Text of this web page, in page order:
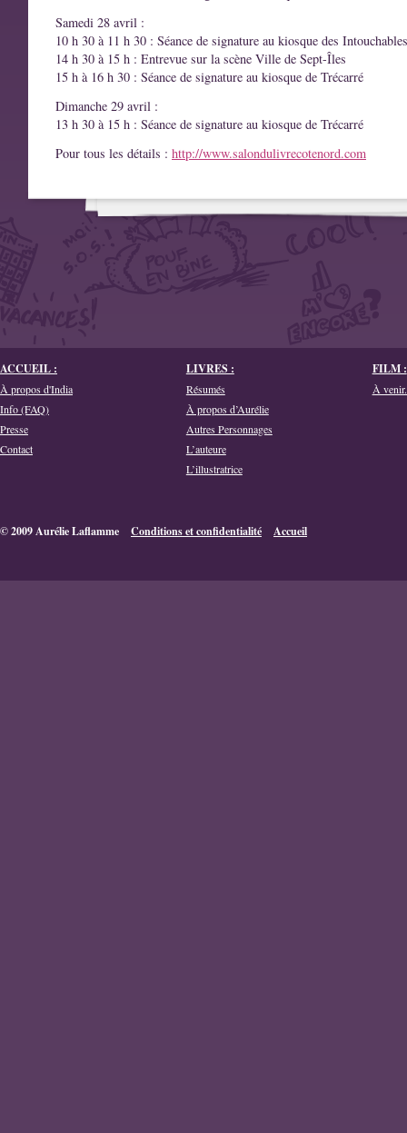
Samedi 28 avril :
10 h 30 à 11 h 30 : Séance de signature au kiosque des Intouchables
14 h 30 à 15 h : Entrevue sur la scène Ville de Sept-Îles
15 h à 16 h 30 : Séance de signature au kiosque de Trécarré
Dimanche 29 avril :
13 h 30 à 15 h : Séance de signature au kiosque de Trécarré
Pour tous les détails : http://www.salondulivrecotenord.com
ACCUEIL :
À propos d'India
Info (FAQ)
Presse
Contact
LIVRES :
Résumés
À propos d’Aurélie
Autres Personnages
L’auteure
L’illustratrice
FILM :
À
© 2009 Aurélie Laflamme Conditions et confidentialité Accueil